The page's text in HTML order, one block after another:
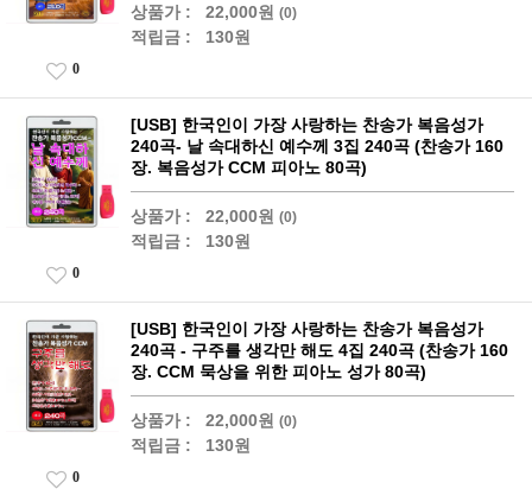
상품가 : 22,000원 (0)
적립금 : 130원
0
[USB] 한국인이 가장 사랑하는 찬송가 복음성가
240곡- 날 속대하신 예수께 3집 240곡 (찬송가 160
장. 복음성가 CCM 피아노 80곡)
상품가 : 22,000원 (0)
적립금 : 130원
0
[USB] 한국인이 가장 사랑하는 찬송가 복음성가
240곡 - 구주를 생각만 해도 4집 240곡 (찬송가 160
장. CCM 묵상을 위한 피아노 성가 80곡)
상품가 : 22,000원 (0)
적립금 : 130원
0